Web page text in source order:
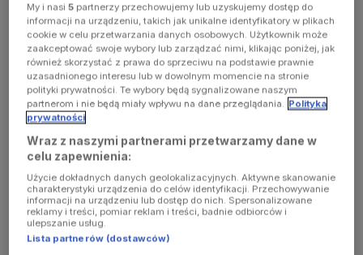
occurred
(see the
browser
console for
more
information)
My i nasi5 partnerzy przechowujemy lub uzyskujemy dostęp do
informacji na urządzeniu, takich jak unikalne identyfikatory w plikach
cookie w celu przetwarzania danych osobowych. Użytkownik może
zaakceptować swoje wybory lub zarządzać nimi, klikając poniżej, jak
również skorzystać z prawa do sprzeciwu na podstawie prawnie
uzasadnionego interesu lub w dowolnym momencie na stronie
polityki prywatności. Te wybory będą sygnalizowane naszym
partnerom i nie będą miały wpływu na dane przeglądania. Polityka
prywatności
Wraz z naszymi partnerami przetwarzamy dane w
celu zapewnienia:
Użycie dokładnych danych geolokalizacyjnych. Aktywne skanowanie
charakterystyki urządzenia do celów identyfikacji. Przechowywanie
informacji na urządzeniu lub dostęp do nich. Spersonalizowane
reklamy i treści, pomiar reklam i treści, badnie odbiorców i
ulepszanie usług.
Lista partnerów (dostawców)